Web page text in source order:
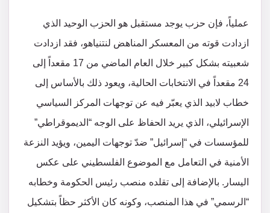
عملياً، فإن حزب يوجد مستقبل هو الحزب الوحيد الذي
ازدادت قوته من المعسكر المناهض لنتنياهو، فقد ازدادت
شعبيته بشكل كبير خلال العام الماضي من 17 مقعداً إلى
24 مقعداً في الانتخابات الحالية، ويعود ذلك بالأساس إلى
خطاب لابيد الذي يعبّر فيه عن توجهات المركز السياسي
الإسرائيلي، الذي يريد الحفاظ على الوجه “الديموقراطي”
للمؤسسات في “إسرائيل” ضدّ توجهات اليمين، ويؤيد النزعة
الأمنية في التعامل مع الموضوع الفلسطيني على عكس
اليسار. بالإضافة إلى تقلده منصب رئيس الحكومة وخطابه
“الرسمي” في هذا المنصب، وكونه كان الأكثر حظاً بتشكيل